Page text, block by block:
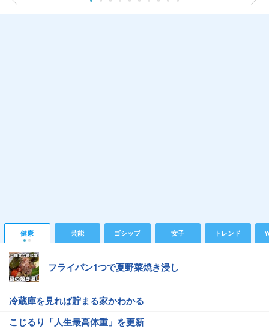
健康 芸能 ゴシップ 女子 トレンド
フライパン1つで夏野菜焼き浸し
冷蔵庫を見れば貯まる家かわかる
こじるり「人生最高体重」を更新